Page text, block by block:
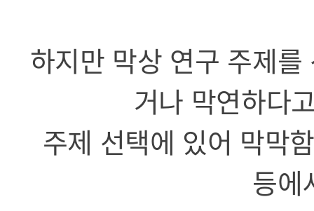
하지만 막상 연구 주제
거나 막연하다
주제 선택에 있어 막막
등에